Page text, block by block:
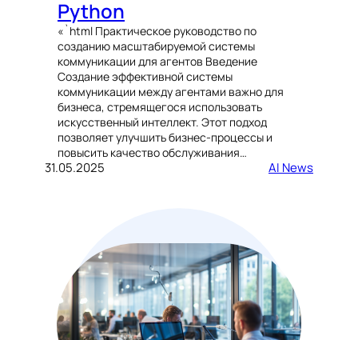
Python
«`html Практическое руководство по
созданию масштабируемой системы
коммуникации для агентов Введение
Создание эффективной системы
коммуникации между агентами важно для
бизнеса, стремящегося использовать
искусственный интеллект. Этот подход
позволяет улучшить бизнес-процессы и
повысить качество обслуживания…
31.05.2025 AI News